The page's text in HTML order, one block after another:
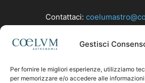
Gestisci
Per fornire le migliori esperienze, utilizziamo
per memorizzare e/o accedere alle
Contattaci:
SEGUICI